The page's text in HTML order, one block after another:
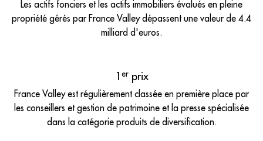
Les actifs fonciers et les actifs immobiliers évalués en pleine
propriété gérés par France Valley dépassent une valeur de 4.4
milliard d'euros.
1 erprix
France Valley est régulièrement classée en première place par
les conseillers et gestion de patrimoine et la presse spécialisée
dans la catégorie produits de diversification.